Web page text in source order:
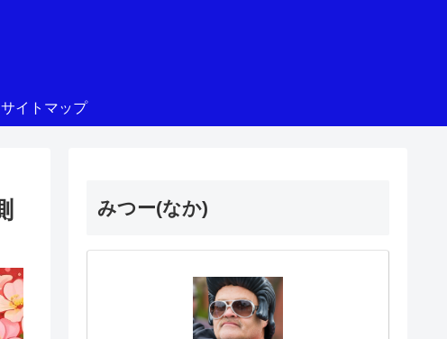
サイトマップ
みつー(なか)